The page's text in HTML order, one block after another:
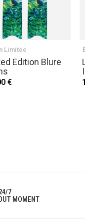
Limitée
Edition Blure
€
7
MOMENT